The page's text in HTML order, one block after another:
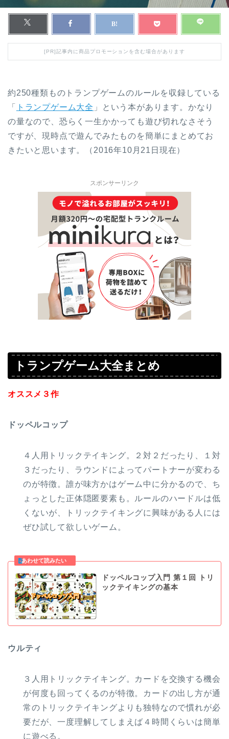
[PR]記事内に商品プロモーションを含む場合があります
約250種類ものトランプゲームのルールを収録している
「
トランプゲーム大全 」という本があります。かなり
の量なので、恐らく一生かかっても遊び切れなさそう
ですが、現時点で遊んでみたものを簡単にまとめてお
きたいと思います。（2016年10月21日現在）
スポンサーリンク
トランプゲーム大全まとめ
オススメ３作
ドッペルコップ
４人用トリックテイキング。２対２だったり、１対
３だったり、ラウンドによってパートナーが変わる
のが特徴。誰が味方かはゲーム中に分かるので、ち
ょっとした正体隠匿要素も。ルールのハードルは低
くないが、トリックテイキングに興味がある人には
ぜひ試して欲しいゲーム。
ドッペルコップ入門 第１回 トリ
ックテイキングの基本
ウルティ
３人用トリックテイキング。カードを交換する機会
が何度も回ってくるのが特徴。カードの出し方が通
常のトリックテイキングよりも独特なので慣れが必
要だが、一度理解してしまえば４時間くらいは簡単
に遊べる。